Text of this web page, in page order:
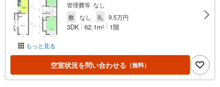
もっと見る
管理費等 なし
敷
なし 礼 9.5万円
3DK 62.1m2 1階
空室状況を問い合わせる （無料）